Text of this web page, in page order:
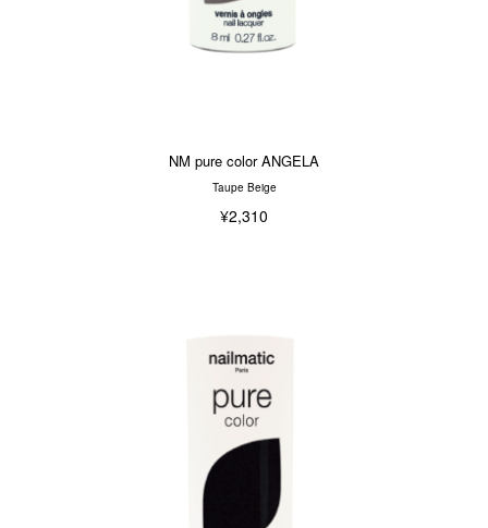
NM pure color ANGELA
Taupe Beige
¥2,310